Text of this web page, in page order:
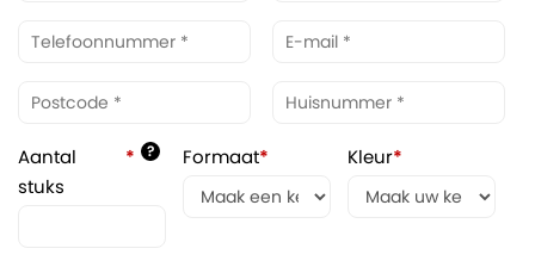
Aantal
stuks
* ? Formaat* Kleur*